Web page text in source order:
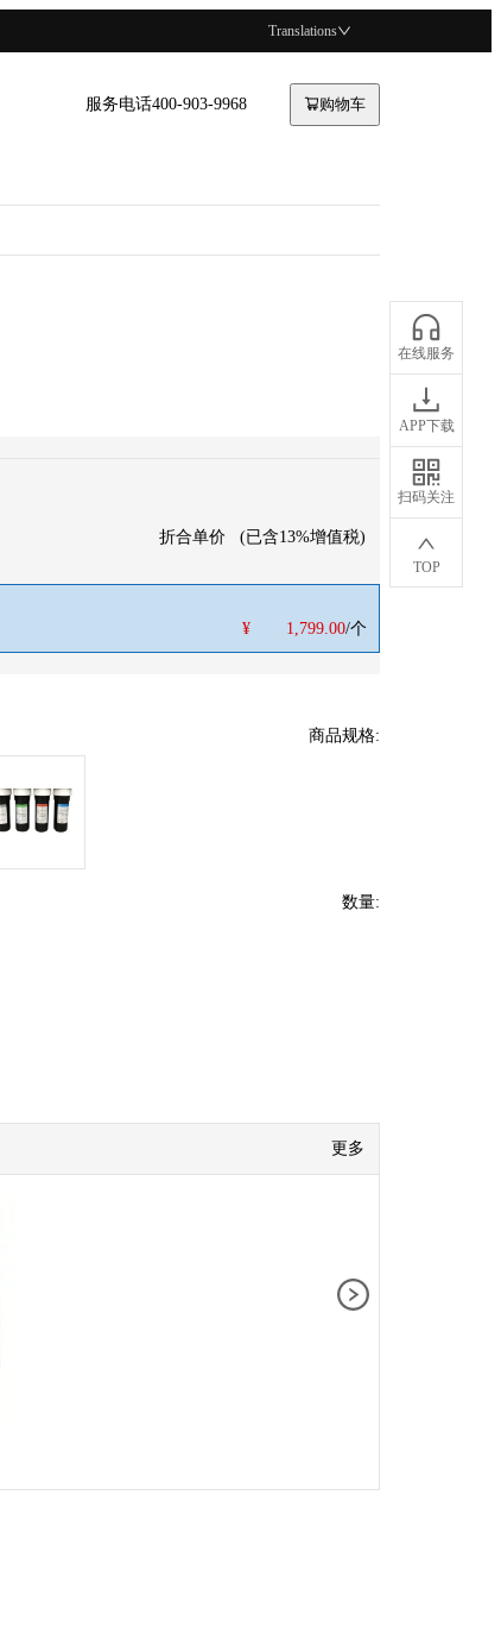
Translations
服务电话400-903-9968 购物车
在线服务
APP下载
扫码关注
TOP
折合单价
(已含13%增值税)
¥
1,799.00/个
商品规格:
数量:
更多